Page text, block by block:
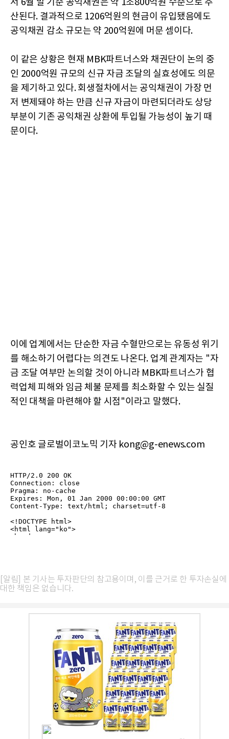
산된다. 결과적으로 1206억원의 현금이 유입됐음에도
공익채권 감소 규모는 약 200억원에 머문 셈이다.
이 같은 상황은 현재 MBK파트너스와 채권단이 논의 중
인 2000억원 규모의 신규 자금 조달의 실효성에도 의문
을 제기하고 있다. 회생절차에서는 공익채권이 가장 먼
저 변제돼야 하는 만큼 신규 자금이 마련되더라도 상당
부분이 기존 공익채권 상환에 투입될 가능성이 높기 때
문이다.
이에 업계에서는 단순한 자금 수혈만으로는 유동성 위기
를 해소하기 어렵다는 의견도 나온다. 업계 관계자는 "자
금 조달 여부만 논의할 것이 아니라 MBK파트너스가 협
력업체 피해와 임금 체불 문제를 최소화할 수 있는 실질
적인 대책을 마련해야 할 시점"이라고 말했다.
공인호 글로벌이코노믹 기자 kong@g-enews.com
[알림] 본 기사는 투자판단의 참고용이며, 이를 근거로 한 투자손실에
대한 책임은 없습니다.